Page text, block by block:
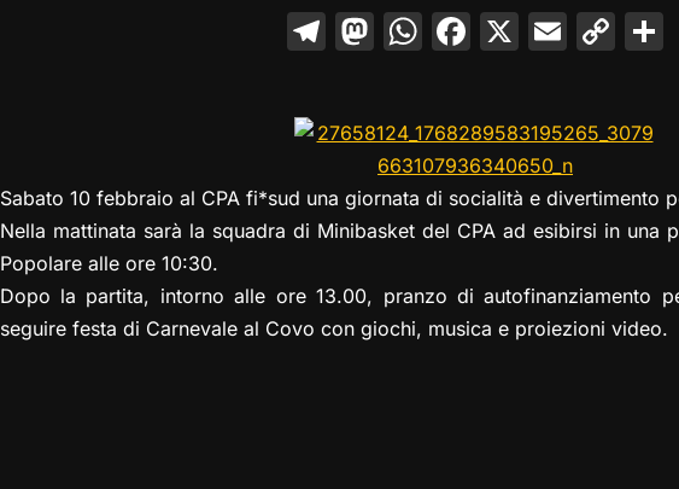
T
gr
a
m
M
o
d
o
W
s
A
p
F
e
b
o
k
X E
l
C
y
Li
n
Sabato 10 febbraio al CPA fi*sud una giornata di socialità e divertimento
Nella mattinata sarà la squadra di Minibasket del CPA ad esibirsi in una
Popolare alle ore 10:30.
Dopo la partita, intorno alle ore 13.00, pranzo di autofinanziamento
seguire festa di Carnevale al Covo con giochi, musica e proiezioni video.